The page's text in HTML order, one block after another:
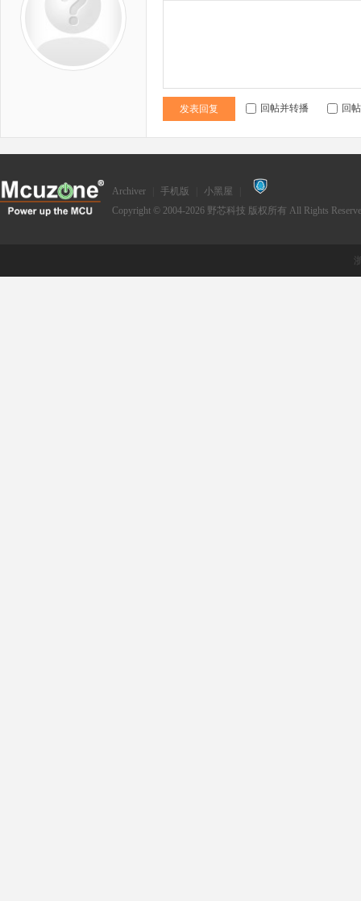
发表回复 回帖并转播 回
Archiver 手机版 小黑屋
Copyright © 2004-2026 野芯科技 版权所有 All Rights